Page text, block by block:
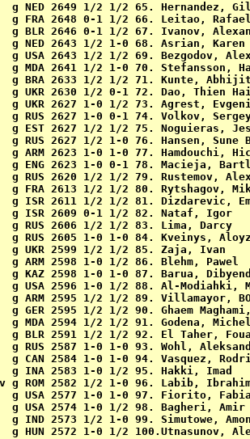
2649 1/2 1/2 65. Hernandez,
2648 0-1 1/2 66. Leitao,
BLR 2646 0-1 1/2 67. Ivanov,
NED 2643 1/2 1-0 68. Asrian,
2643 1/2 1/2 69. Bezgodov,
2641 1/2 1-0 70. Stefansson,
BRA 2633 1/2 1/2 71. Kunte,
g UKR 2630 1/2 0-1 72. Dao, Thien
g UKR 2627 1-0 1/2 73. Agrest,
g RUS 2627 1-0 0-1 74. Volkov,
2627 1/2 1/2 75. Noguieras,
2627 1/2 1-0 76. Hansen, Sune
ARM 2623 1-0 1-0 77. Hamdouchi,
g ENG 2623 1-0 0-1 78. Macieja,
RUS 2620 1/2 1/2 79. Rustemov,
FRA 2613 1/2 1/2 80. Rytshagov,
ISR 2611 1/2 1/2 81. Dizdarevic,
ISR 2609 0-1 1/2 82. Nataf, Igor
g RUS 2606 1/2 1/2 83. Lima, Darcy
RUS 2605 1-0 1-0 84. Kveinys,
UKR 2599 1/2 1/2 85. Zaja, Ivan
ARM 2598 1-0 1/2 86. Blehm, Pawel
KAZ 2598 1-0 1-0 87. Barua,
USA 2596 1-0 1/2 88. Al-Modiahki,
ARM 2595 1/2 1/2 89. Villamayor,
2595 1/2 1/2 90. Ghaem
MDA 2594 1/2 1/2 91. Godena,
BLR 2591 1/2 1/2 92. El Taher,
RUS 2587 1-0 1-0 93. Wohl,
CAN 2584 1-0 1-0 94. Vasquez,
INA 2583 1-0 1/2 95. Hakki, Imad
ROM 2582 1/2 1-0 96. Labib, Ibrahim
USA 2577 1-0 1-0 97. Fiorito,
USA 2574 1-0 1/2 98. Bagheri,
IND 2573 1/2 1-0 99. Simutowe,
HUN 2572 1-0 1/2 100.Utnasunov,